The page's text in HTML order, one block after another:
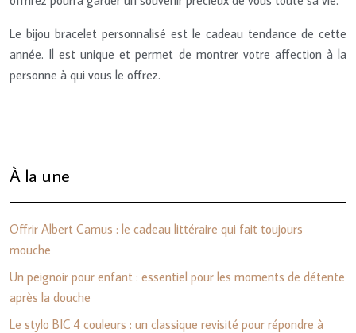
Le bijou bracelet personnalisé est le cadeau tendance de cette
année. Il est unique et permet de montrer votre affection à la
personne à qui vous le offrez.
À la une
Offrir Albert Camus : le cadeau littéraire qui fait toujours
mouche
Un peignoir pour enfant : essentiel pour les moments de détente
après la douche
Le stylo BIC 4 couleurs : un classique revisité pour répondre à